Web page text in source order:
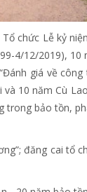
chức Lễ kỷ
4/12/2019), 10
giá về
10 năm Cù
trong bảo tồn,
đăng cai tổ